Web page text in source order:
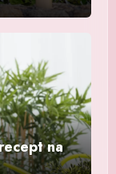
na